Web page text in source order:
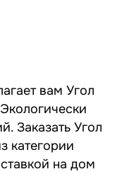
вам Угол
Заказать Угол
категории
на дом